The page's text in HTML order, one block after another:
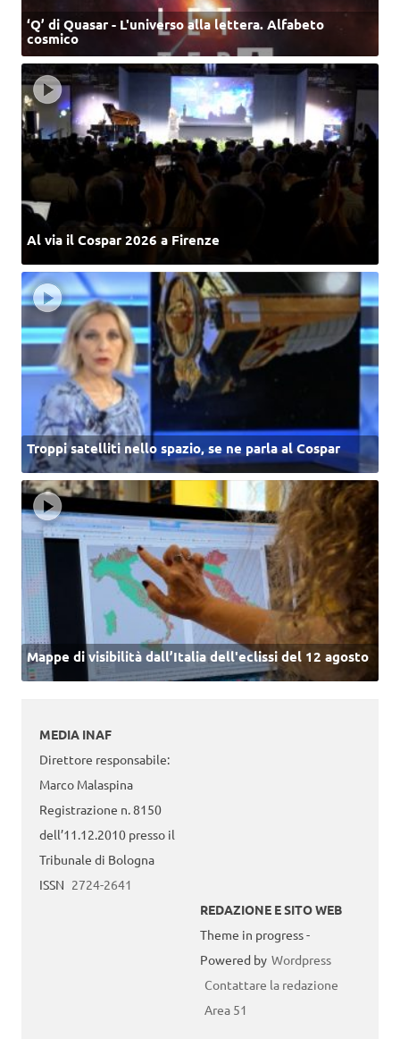
‘Q’ di Quasar - L'universo alla lettera. Alfabeto
cosmico
Al via il Cospar 2026 a Firenze
Troppi satelliti nello spazio, se ne parla al Cospar
Mappe di visibilità dall’Italia dell'eclissi del 12 agosto
MEDIA INAF
Direttore responsabile:
Marco Malaspina
Registrazione n. 8150
dell’11.12.2010 presso il
Tribunale di Bologna
ISSN 2724-2641
REDAZIONE E SITO WEB
Theme in progress -
Powered by Wordpress
Contattare la redazione
Area 51